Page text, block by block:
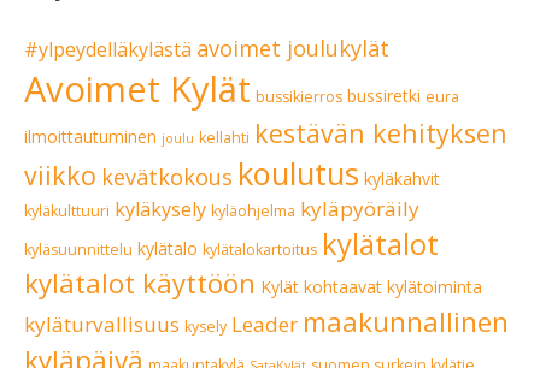
#ylpeydelläkylästä avoimet joulukylät
Avoimet Kylät bussikierros bussiretki eura
ilmoittautuminen joulu kellahti kestävän kehityksen
viikko kevätkokous koulutus kyläkahvit
kyläkulttuuri kyläkysely kyläohjelma kyläpyöräily
kyläsuunnittelu kylätalo kylätalokartoitus kylätalot
kylätalot käyttöön Kylät kohtaavat kylätoiminta
kyläturvallisuus kysely Leader maakunnallinen